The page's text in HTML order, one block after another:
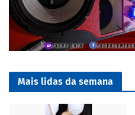
Mais lidas da semana